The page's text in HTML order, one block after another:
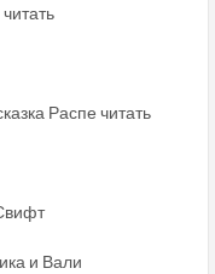
Распе читать
и Вали